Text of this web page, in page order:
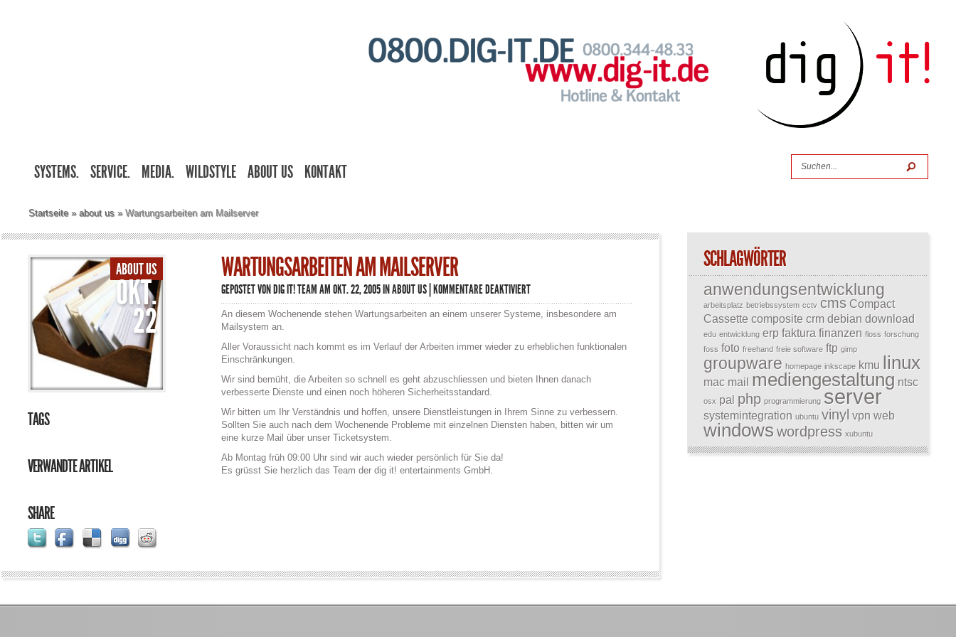
SYSTEMS. SERVICE. MEDIA. WILDSTYLE ABOUT US KONTAKT
Startseite » about us »Wartungsarbeiten am Mailserver
ABOUT US
OKT.
22
TAGS
VERWANDTE ARTIKEL
SHARE
WARTUNGSARBEITEN AM MAILSERVER
GEPOSTET VONDIG IT! TEAMAM OKT. 22, 2005 INABOUT US |KOMMENTARE DEAKTIVIERTFÜR
WARTUNGSARBEITEN
AM
An diesem Wochenende stehen Wartungsarbeiten an einem unserer Systeme, insbesondere am
Mailsystem an.
Aller Voraussicht nach kommt es im Verlauf der Arbeiten immer wieder zu erheblichen funktionalen
Einschränkungen.
Wir sind bemüht, die Arbeiten so schnell es geht abzuschliessen und bieten Ihnen danach
verbesserte Dienste und einen noch höheren Sicherheitsstandard.
Wir bitten um Ihr Verständnis und hoffen, unsere Dienstleistungen in Ihrem Sinne zu verbessern.
Sollten Sie auch nach dem Wochenende Probleme mit einzelnen Diensten haben, bitten wir um
eine kurze Mail über unser Ticketsystem.
Ab Montag früh 09:00 Uhr sind wir auch wieder persönlich für Sie da!
Es grüsst Sie herzlich das Team der dig it! entertainments GmbH.
SCHLAGWÖRTER
anwendungsentwicklung
arbeitsplatz betriebssystem cctv cms Compact
Cassette composite crm debian download
edu entwicklung erp faktura finanzen floss forschung
foss foto freehand freie software ftp gimp
groupware homepage inkscape kmu linux
mac mail mediengestaltung ntsc
osx pal php programmierung server
systemintegration ubuntu vinyl vpn web
windowswordpress xubuntu